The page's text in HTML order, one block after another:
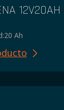
12V20AH
20 Ah